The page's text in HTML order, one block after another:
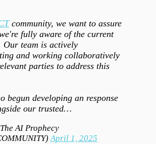
community, we want to assure
fully aware of the current
Our team is actively
and working collaboratively
parties to address this
begun developing an response
our trusted…
AI Prophecy
April 1, 2025